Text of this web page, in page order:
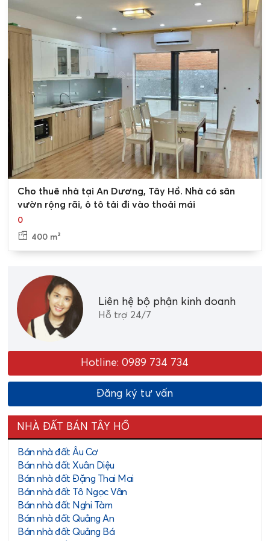
Cho thuê nhà tại An Dương, Tây Hồ. Nhà có sân
vườn rộng rãi, ô tô tải đi vào thoải mái
0
400 m²
Liên hệ bộ phận kinh doanh
Hỗ trợ 24/7
Hotline: 0989 734 734
Đăng ký tư vấn
NHÀ ĐẤT BÁN TÂY HỒ
Bán nhà đất Âu Cơ
Bán nhà đất Xuân Diệu
Bán nhà đất Đặng Thai Mai
Bán nhà đất Tô Ngọc Vân
Bán nhà đất Nghi Tàm
Bán nhà đất Quảng An
Bán nhà đất Quảng Bá